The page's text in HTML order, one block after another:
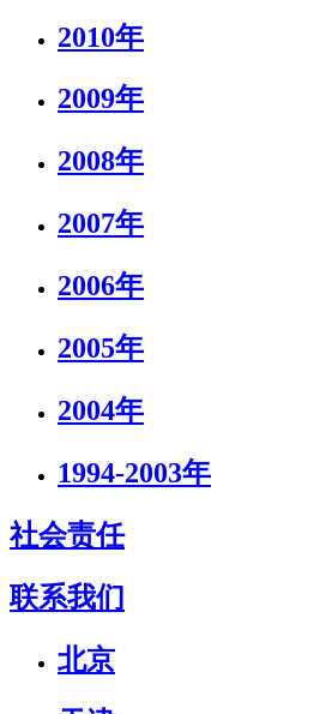
2010年
2009年
2008年
2007年
2006年
2005年
2004年
1994-2003年
社会责任
联系我们
北京